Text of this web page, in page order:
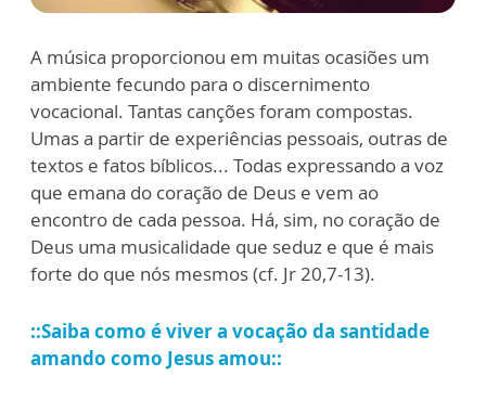
A música proporcionou em muitas ocasiões um
ambiente fecundo para o discernimento
vocacional. Tantas canções foram compostas.
Umas a partir de experiências pessoais, outras de
textos e fatos bíblicos... Todas expressando a voz
que emana do coração de Deus e vem ao
encontro de cada pessoa. Há, sim, no coração de
Deus uma musicalidade que seduz e que é mais
forte do que nós mesmos (cf. Jr 20,7-13).
::Saiba como é viver a vocação da santidade
amando como Jesus amou::